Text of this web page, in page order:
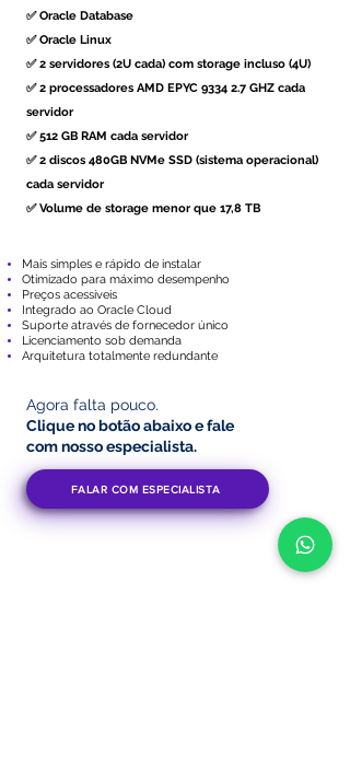
✅ Oracle Database
✅ Oracle Linux
✅ 2 servidores (2U cada) com storage incluso (4U)
✅ 2 processadores AMD EPYC 9334 2.7 GHZ cada
servidor
✅ 512 GB RAM cada servidor
✅ 2 discos 480GB NVMe SSD (sistema operacional)
cada servidor
✅ Volume de storage menor que 17,8 TB
Mais simples e rápido de instalar
Otimizado para máximo desempenho
Preços acessíveis
Integrado ao Oracle Cloud
Suporte através de fornecedor único
Licenciamento sob demanda
Arquitetura totalmente redundante
Agora falta pouco.
Clique no botão abaixoe fale
com nosso especialista.
FALAR COM ESPECIALISTA